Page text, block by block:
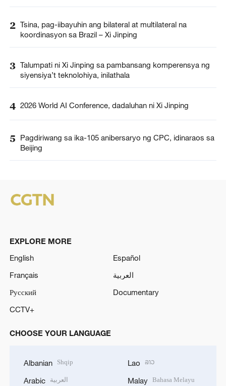
2 Tsina, pag-iibayuhin ang bilateral at multilateral na
koordinasyon sa Brazil – Xi Jinping
3 Talumpati ni Xi Jinping sa pambansang komperensya ng
siyensiya’t teknolohiya, inilathala
4 2026 World AI Conference, dadaluhan ni Xi Jinping
5
Pagdiriwang sa ika-105 anibersaryo ng CPC, idinaraos sa
Beijing
EXPLORE MORE
English
Español
Français
العربية
Русский
Documentary
CCTV+
CHOOSE YOUR LANGUAGE
Albanian Shqip
Arabic العربية
Lao ລາວ
Malay Bahasa Melayu